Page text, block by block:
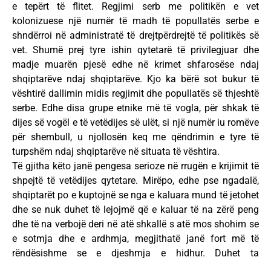
e tepërt të flitet. Regjimi serb me politikën e vet
kolonizuese një numër të madh të popullatës serbe e
shndërroi në administratë të drejtpërdrejtë të politikës së
vet. Shumë prej tyre ishin qytetarë të privilegjuar dhe
madje muarën pjesë edhe në krimet shfarosëse ndaj
shqiptarëve ndaj shqiptarëve. Kjo ka bërë sot bukur të
vështirë dallimin midis regjimit dhe popullatës së thjeshtë
serbe. Edhe disa grupe etnike më të vogla, për shkak të
dijes së vogël e të vetëdijes së ulët, si një numër iu romëve
për shembull, u njollosën keq me qëndrimin e tyre të
turpshëm ndaj shqiptarëve në situata të vështira.
Të gjitha këto janë pengesa serioze në rrugën e krijimit të
shpejtë të vetëdijes qytetare. Mirëpo, edhe pse ngadalë,
shqiptarët po e kuptojnë se nga e kaluara mund të jetohet
dhe se nuk duhet të lejojmë që e kaluar të na zërë peng
dhe të na verbojë deri në atë shkallë s atë mos shohim se
e sotmja dhe e ardhmja, megjithatë janë fort më të
rëndësishme se e djeshmja e hidhur. Duhet ta